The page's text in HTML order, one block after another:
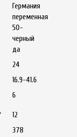
Германия
переменная
50-
черный
да
24
16.9-41.6
6
12
378